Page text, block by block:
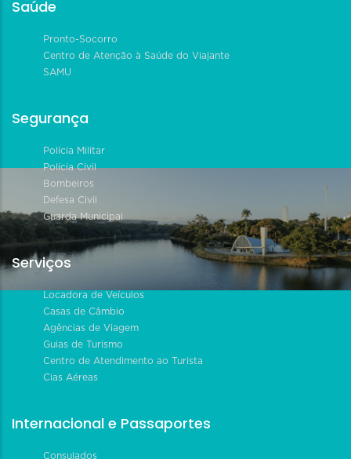
Saúde
Pronto-Socorro
Centro de Atenção à Saúde do Viajante
SAMU
Segurança
Polícia Militar
Polícia Civil
Bombeiros
Defesa Civil
Guarda Municipal
Serviços
Locadora de Veículos
Casas de Câmbio
Agências de Viagem
Guias de Turismo
Centro de Atendimento ao Turista
Cias Aéreas
Internacional e Passaportes
Consulados